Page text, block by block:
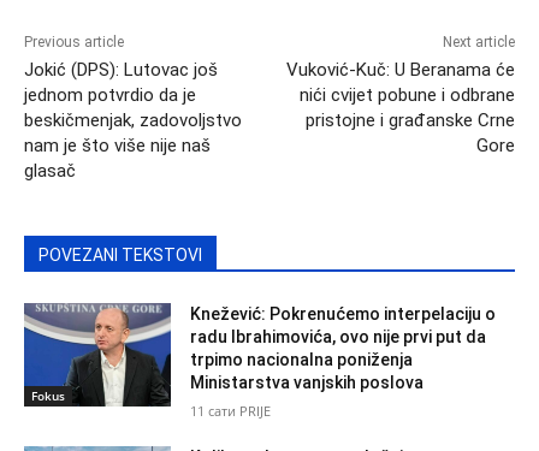
Previous article
Jokić (DPS): Lutovac još
jednom potvrdio da je
beskičmenjak, zadovoljstvo
nam je što više nije naš
glasač
Next article
Vuković-Kuč: U Beranama će
nići cvijet pobune i odbrane
pristojne i građanske Crne
Gore
POVEZANI TEKSTOVI
Fokus
Knežević: Pokrenućemo interpelaciju o
radu Ibrahimovića, ovo nije prvi put da
trpimo nacionalna poniženja
Ministarstva vanjskih poslova
11 сати PRIJE